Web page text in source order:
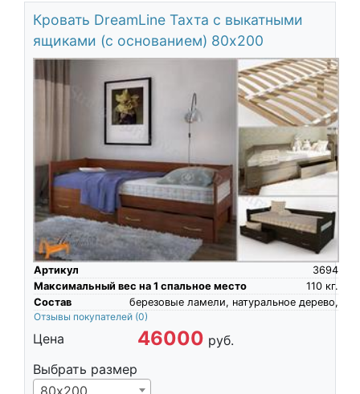
Кровать DreamLine Тахта с выкатными
ящиками (с основанием) 80х200
Артикул
3694
Максимальный вес на 1 спальное место
кг.
110
Состав
березовые ламели, натуральное дерево,
Отзывы покупателей (0)
Цена 46000 руб.
Выбрать размер
80х200